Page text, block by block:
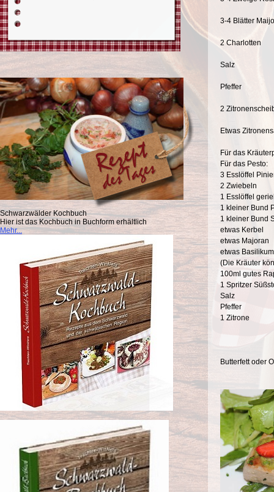
3-4 Blätter
2 Charlotten
Salz
Pfeffer
2
Etwas
Für das
Für das Pesto:
3 Esslöffel
2 Zwiebeln
1 Esslöffel
1 kleiner Bund
1 kleiner Bund
etwas Kerbel
etwas Majoran
etwas Basilikum
(Die Kräuter
100ml gutes
1 Spritzer
Salz
Pfeffer
1 Zitrone
Butterfett oder
Schwarzwälder Kochbuch
Hier ist das Kochbuch in Buchform erhältlich
Mehr...